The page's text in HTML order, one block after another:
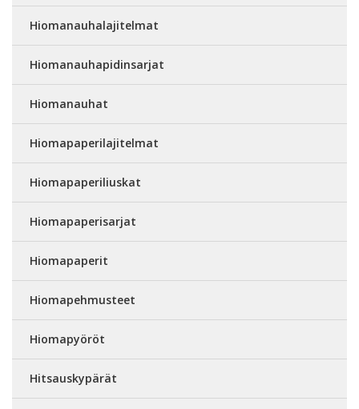
Hiomanauhalajitelmat
Hiomanauhapidinsarjat
Hiomanauhat
Hiomapaperilajitelmat
Hiomapaperiliuskat
Hiomapaperisarjat
Hiomapaperit
Hiomapehmusteet
Hiomapyöröt
Hitsauskypärät